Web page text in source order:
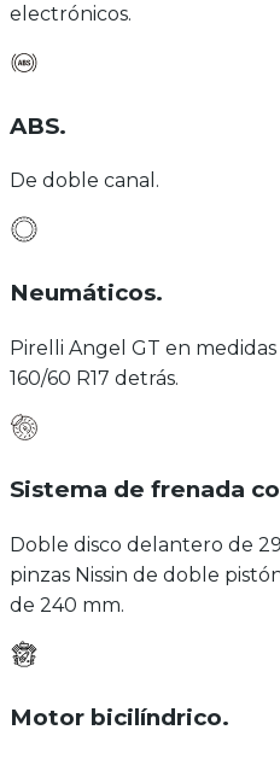
electrónicos.
ABS.
De doble canal.
Neumáticos.
Pirelli Angel GT en
160/60 R17 detrás.
Sistema de frenada
Doble disco delantero de
pinzas Nissin de doble
de 240 mm.
Motor bicilíndrico.